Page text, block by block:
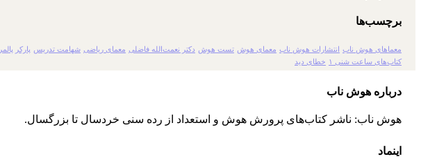
برچسب‌ها
معماهای هوش ناب انتشارات هوش ناب معمای هوش تست هوش دکتر نعمت‌الله فاضلی معمای ریاضی شهامت تدریس پارکر پالمر
کتاب‌های ساعت شنی ۱
خطای دید
درباره هوش ناب
هوش ناب: ناشر کتاب‌های پرورش هوش و استعداد از رده سنی خردسال تا بزرگسال.
اینماد